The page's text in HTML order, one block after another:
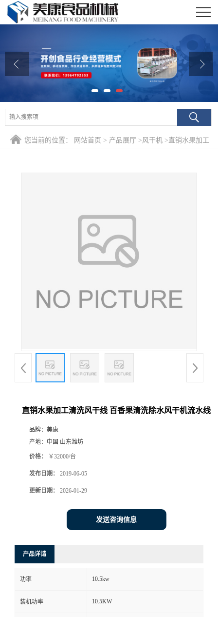
公司介绍
公司动态
产品展厅
联系我们
您当前的位置： 网站首页 > 产品展厅 >风干机 >直销水果加工
直销水果加工清洗风干线 百香果清洗除水风干机流水线
品牌： 美康
产地： 中国 山东潍坊
价格： ￥32000/台
发布日期： 2019-06-05
更新日期： 2026-01-29
发送咨询信息
产品详请
功率 10.5kw
装机功率 10.5KW